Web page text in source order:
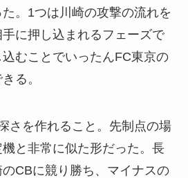
。1つは川崎の攻撃の流れを
に押し込まれるフェーズで
むことでいったんFC東京の
る。
さを作れること。先制点の場
と非常に似た形だった。長
CBに競り勝ち、マイナスの